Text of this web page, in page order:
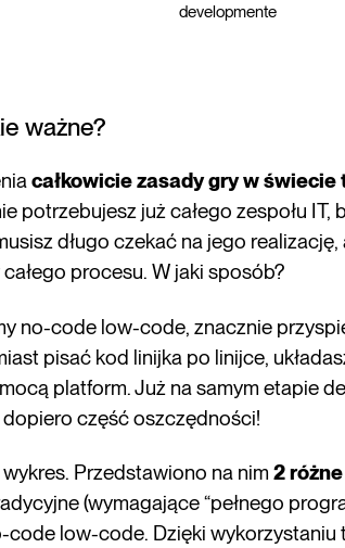
developmente
ważne?
całkowicie zasady gry w
potrzebujesz już całego zespołu
długo czekać na jego
procesu. W jaki sposób?
no-code low-code, znacznie
pisać kod linijka po linijce,
platform. Już na samym etapie
część oszczędności!
Przedstawiono na nim2
(wymagające “pełnego
code low-code. Dzięki